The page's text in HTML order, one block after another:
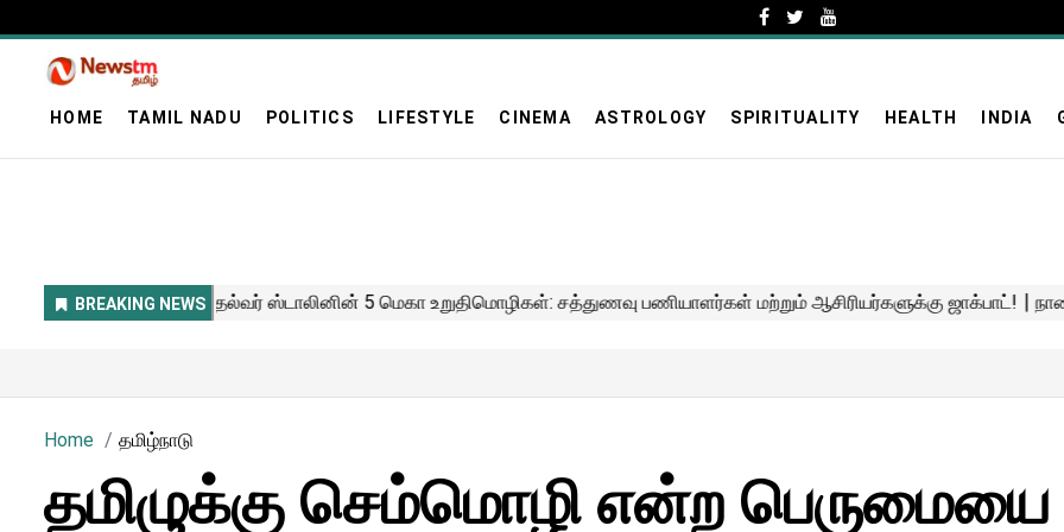
HOME TAMIL NADU POLITICS LIFESTYLE CINEMA ASTROLOGY SPIRITUALITY HEALTH INDIA
Home தமிழ்நாடு
தமிழுக்கு செம்மொழி என்ற பெருமையை